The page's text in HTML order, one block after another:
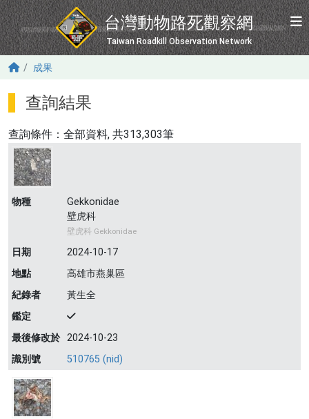
移至主內容
台灣動物路死觀察網
Taiwan Roadkill Observation Network
成果
查詢結果
查詢條件： 全部資料, 共313,303筆
物種
Gekkonidae
壁虎科
壁虎科 Gekkonidae
日期
2024-10-17
地點
高雄市燕巢區
紀錄者
黃生全
鑑定
最後修改於 2024-10-23
識別號
510765 (nid)